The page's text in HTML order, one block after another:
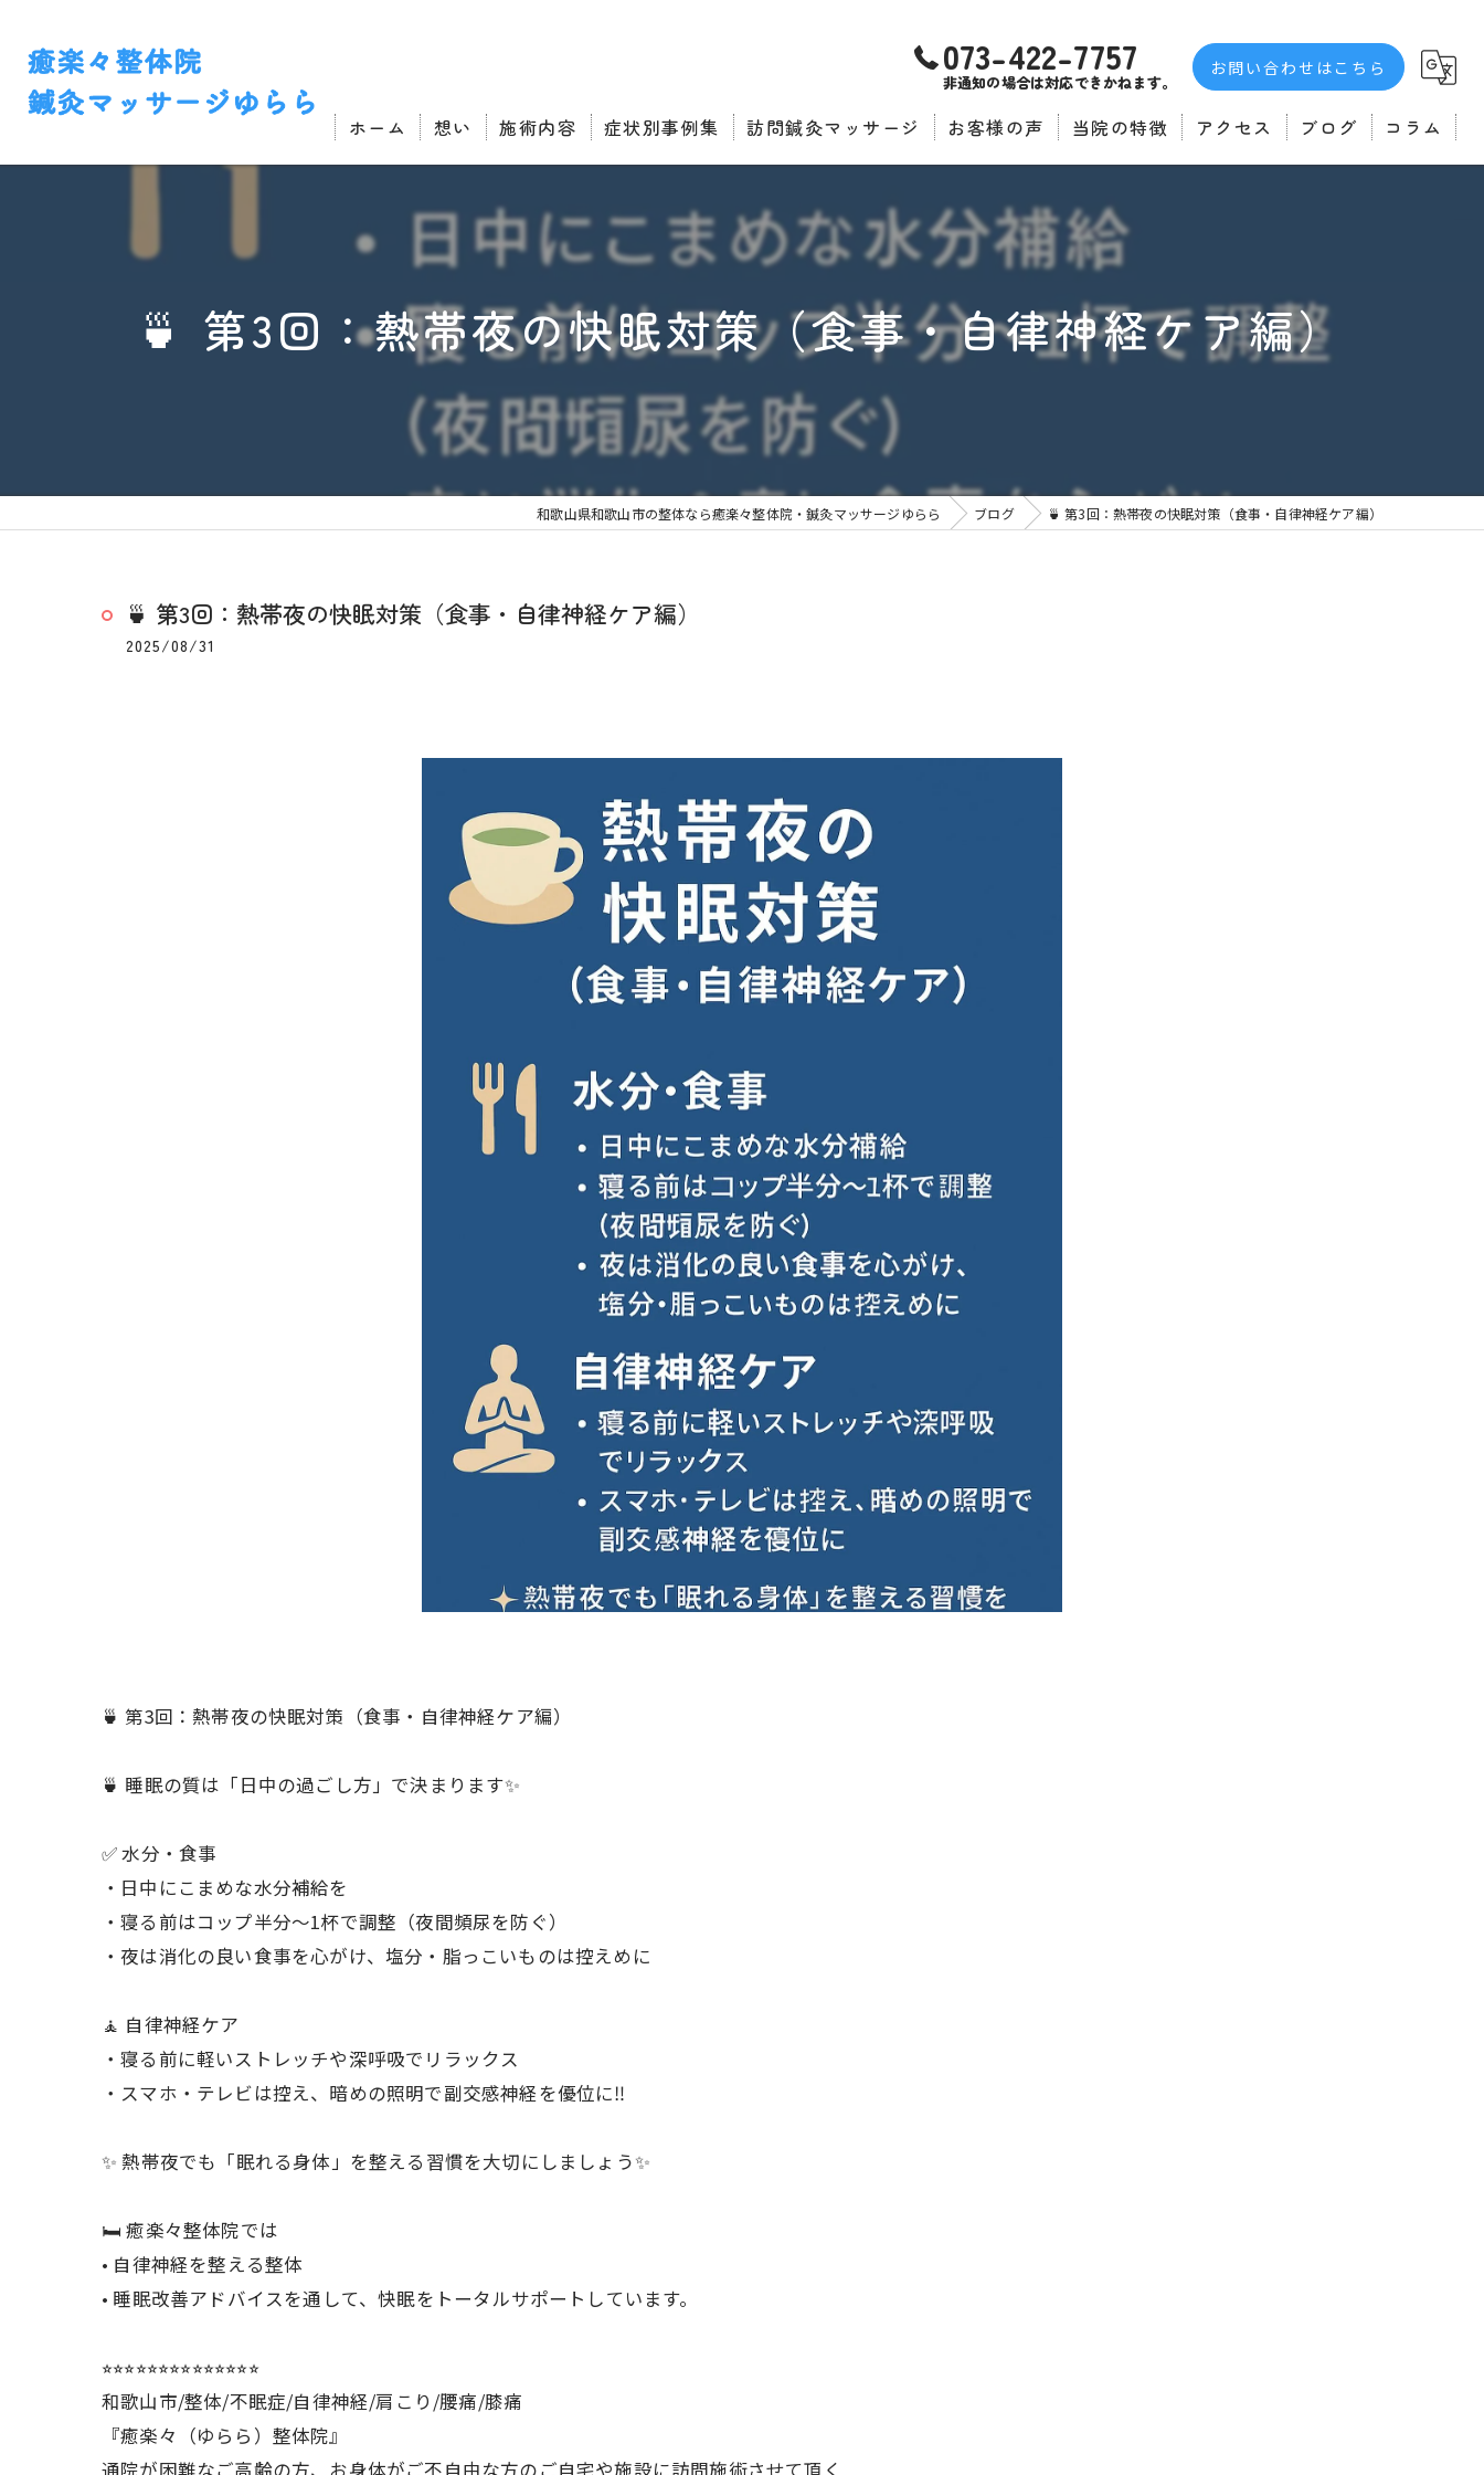
073-422-7757
非通知の場合は対応できかねます。
お問い合わせはこちら
ホーム 想い 施術内容 症状別事例集 訪問鍼灸マッサージ お客様の声
推薦者の声
当院の特徴
不眠症
自律神経
マッサージ
肩こり
アクセス ブログ コラム
🍵 第3回：熱帯夜の快眠対策（食事・自律神経ケア編）
和歌山県和歌山市の整体なら癒楽々整体院・鍼灸マッサージゆらら ブログ 🍵 第3回：熱帯夜の快眠対策（食事・自律神経ケア編）
🍵 第3回：熱帯夜の快眠対策（食事・自律神経ケア編）
2025/08/31
🍵 第3回：熱帯夜の快眠対策（食事・自律神経ケア編）
🍵 睡眠の質は「日中の過ごし方」で決まります✨
✅ 水分・食事
・日中にこまめな水分補給を
・寝る前はコップ半分〜1杯で調整（夜間頻尿を防ぐ）
・夜は消化の良い食事を心がけ、塩分・脂っこいものは控えめに
🧘 自律神経ケア
・寝る前に軽いストレッチや深呼吸でリラックス
・スマホ・テレビは控え、暗めの照明で副交感神経を優位に‼️
✨ 熱帯夜でも「眠れる身体」を整える習慣を大切にしましょう✨
🛏 癒楽々整体院では
• 自律神経を整える整体
• 睡眠改善アドバイスを通して、快眠をトータルサポートしています。
⭐︎⭐︎⭐︎⭐︎⭐︎⭐︎⭐︎⭐︎⭐︎⭐︎⭐︎⭐︎⭐︎⭐︎
和歌山市/整体/不眠症/自律神経/肩こり/腰痛/膝痛
『癒楽々（ゆらら）整体院』